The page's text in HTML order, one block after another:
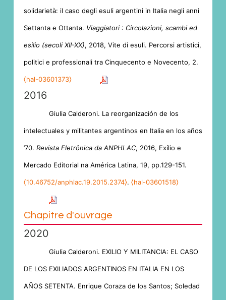
solidarietà: il caso degli esuli argentini in Italia negli anni
Settanta e Ottanta. Viaggiatori : Circolazioni, scambi ed
esilio (secoli XII-XX), 2018, Vite di esuli. Percorsi artistici,
politici e professionali tra Cinquecento e Novecento, 2.
⟨hal-03601373⟩
2016
Giulia Calderoni. La reorganización de los
intelectuales y militantes argentinos en Italia en los años
’70. Revista Eletrônica da ANPHLAC, 2016, Exílio e
Mercado Editorial na América Latina, 19, pp.129-151.
⟨10.46752/anphlac.19.2015.2374⟩. ⟨hal-03601518⟩
Chapitre d'ouvrage
2020
Giulia Calderoni. EXILIO Y MILITANCIA: EL CASO
DE LOS EXILIADOS ARGENTINOS EN ITALIA EN LOS
AÑOS SETENTA. Enrique Coraza de los Santos; Soledad